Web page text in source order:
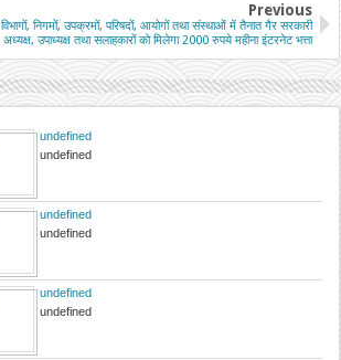
Previous
विभागों, निगमों, उपक्रमों, परिषदों, आयोगों तथा संस्थाओं में तैनात गैर सरकारी
अध्यक्ष, उपाध्यक्ष तथा सलाहकारों को मिलेगा 2000 रुपये महीना इंटरनेट भत्ता
undefined
undefined
undefined
undefined
undefined
undefined